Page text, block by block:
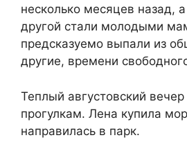
несколько месяцев назад,
другой стали молодыми
предсказуемо выпали из
другие, времени
Теплый августовский
прогулкам. Лена купила
направилась в парк.